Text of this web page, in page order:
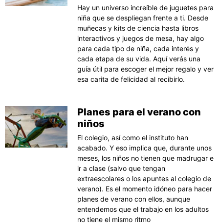
Hay un universo increíble de juguetes para
niña que se despliegan frente a ti. Desde
muñecas y kits de ciencia hasta libros
interactivos y juegos de mesa, hay algo
para cada tipo de niña, cada interés y
cada etapa de su vida. Aquí verás una
guía útil para escoger el mejor regalo y ver
esa carita de felicidad al recibirlo.
Planes para el verano con
niños
El colegio, así como el instituto han
acabado. Y eso implica que, durante unos
meses, los niños no tienen que madrugar e
ir a clase (salvo que tengan
extraescolares o los apuntes al colegio de
verano). Es el momento idóneo para hacer
planes de verano con ellos, aunque
entendemos que el trabajo en los adultos
no tiene el mismo ritmo